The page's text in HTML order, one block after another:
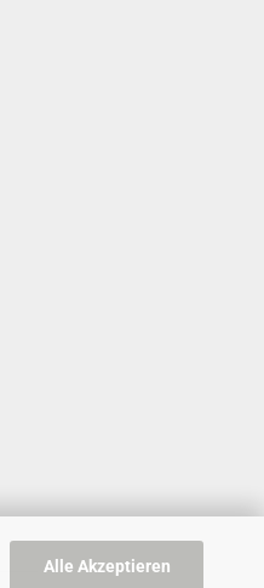
Alle Akzeptieren